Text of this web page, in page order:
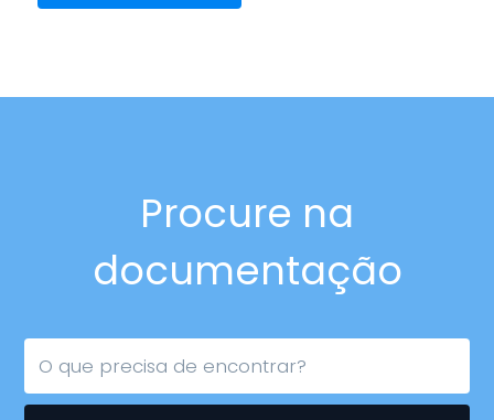
Procure na
documentação